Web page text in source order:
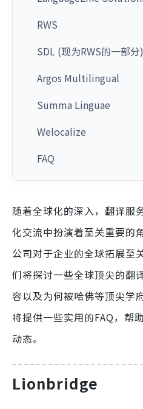
RWS
SDL (现为RWS的一部分)
Argos Multilingual
Summa Linguae
Welocalize
FAQ
随着全球化的深入，翻译服
化交流中扮演着至关重要的
公司对于企业的全球拓展至
们将探讨一些全球顶尖的翻
容以及为何被哈佛等顶尖学
将提供一些实用的FAQ，帮
动态。
Lionbridge